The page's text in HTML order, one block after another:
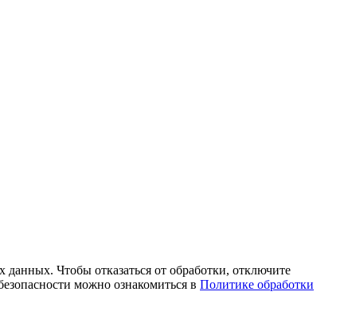
данных. Чтобы отказаться от обработки, отключите
можно ознакомиться в Политике обработки